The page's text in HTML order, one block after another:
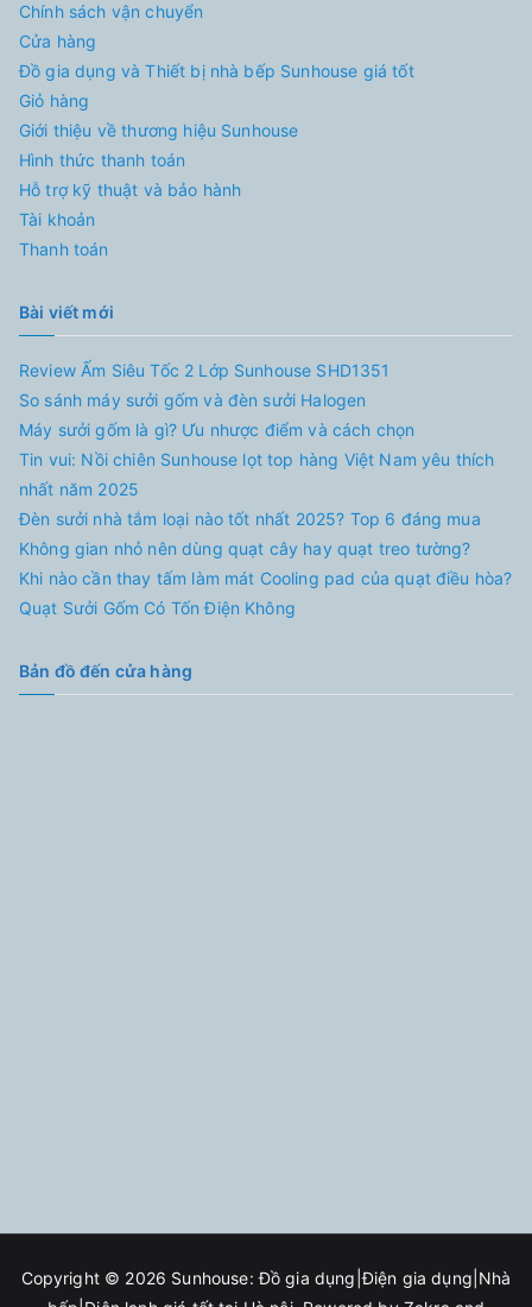
Chính sách vận chuyển
Cửa hàng
Đồ gia dụng và Thiết bị nhà bếp Sunhouse giá tốt
Giỏ hàng
Giới thiệu về thương hiệu Sunhouse
Hình thức thanh toán
Hỗ trợ kỹ thuật và bảo hành
Tài khoản
Thanh toán
Bài viết mới
Review Ấm Siêu Tốc 2 Lớp Sunhouse SHD1351
So sánh máy sưởi gốm và đèn sưởi Halogen
Máy sưởi gốm là gì? Ưu nhược điểm và cách chọn
Tin vui: Nồi chiên Sunhouse lọt top hàng Việt Nam yêu thích
nhất năm 2025
Đèn sưởi nhà tắm loại nào tốt nhất 2025? Top 6 đáng mua
Không gian nhỏ nên dùng quạt cây hay quạt treo tường?
Khi nào cần thay tấm làm mát Cooling pad của quạt điều hòa?
Quạt Sưởi Gốm Có Tốn Điện Không
Bản đồ đến cửa hàng
Copyright © 2026 Sunhouse: Đồ gia dụng|Điện gia dụng|Nhà